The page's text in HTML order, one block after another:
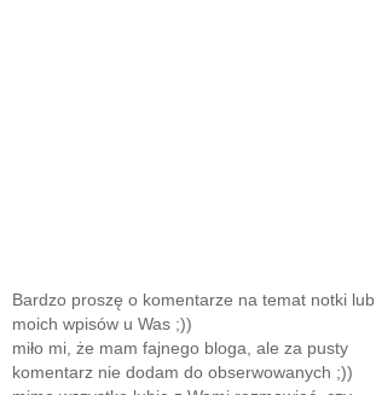
Bardzo proszę o komentarze na temat notki lub
moich wpisów u Was ;))
miło mi, że mam fajnego bloga, ale za pusty
komentarz nie dodam do obserwowanych ;))